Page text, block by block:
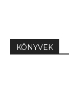
KÖNYVEK